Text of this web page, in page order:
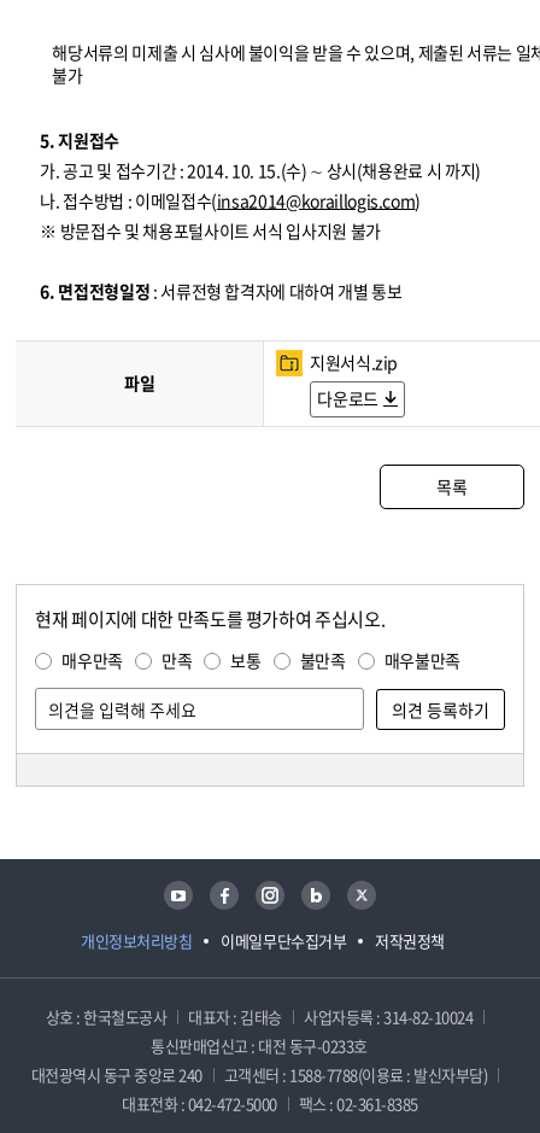
해당서류의 미제출 시 심사에 불이익을 받을 수 있으며, 제출된 서류는 일
불가
5. 지원접수
가. 공고 및 접수기간 : 2014. 10. 15.(수) ∼ 상시(채용완료 시 까지)
나. 접수방법 : 이메일접수(insa2014@koraillogis.com)
※ 방문접수 및 채용포털사이트 서식 입사지원 불가
6. 면접전형일정 : 서류전형 합격자에 대하여 개별 통보
파일
지원서식.zip
다운로드
목록
현재 페이지에 대한 만족도를 평가하여 주십시오.
매우만족 만족 보통 불만족 매우불만족
개인정보처리방침 이메일무단수집거부 저작권정책
유튜브 페이스북 인스타그램 블로그 트위터
상호 : 한국철도공사 대표자 : 김태승
사업자등록 : 314-82-10024
통신판매업신고 : 대전 동구-0233호
대전광역시 동구 중앙로 240
고객센터 : 1588-7788(이용료 : 발신자부담)
대표전화 : 042-472-5000
팩스 : 02-361-8385